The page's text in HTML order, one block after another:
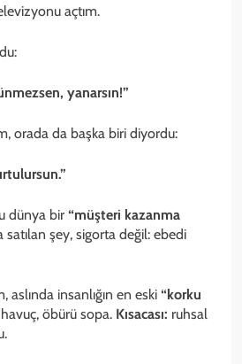
açtım.
yanarsın!”
orada da başka biri diyordu:
dünya bir “müşteri kazanma
satılan şey, sigorta değil: ebedi
insanlığın en eski “korku
öbürü sopa. Kısacası: ruhsal